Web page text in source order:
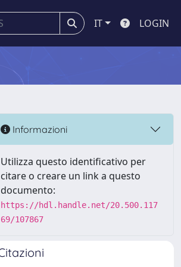
IT LOGIN
Informazioni
Utilizza questo identificativo per
citare o creare un link a questo
documento:
https://hdl.handle.net/20.500.117
69/107867